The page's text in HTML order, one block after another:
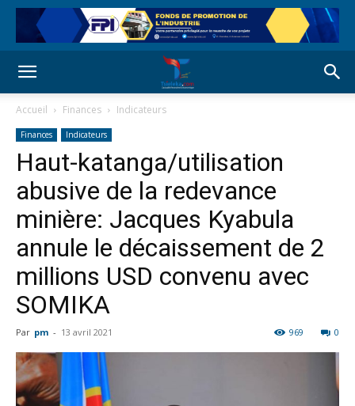
Accueil Finances Indicateurs
Finances Indicateurs
Haut-katanga/utilisation
abusive de la redevance
minière: Jacques Kyabula
annule le décaissement de 2
millions USD convenu avec
SOMIKA
Par pm - 13 avril 2021 0
969